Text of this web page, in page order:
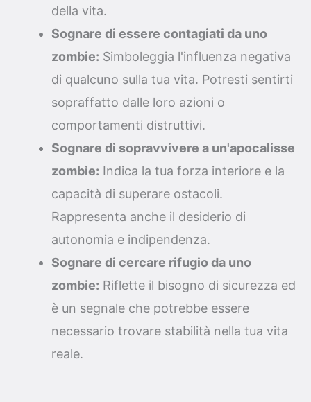
della vita.
Sognare di essere contagiati da uno
zombie: Simboleggia l'influenza negativa
di qualcuno sulla tua vita. Potresti sentirti
sopraffatto dalle loro azioni o
comportamenti distruttivi.
Sognare di sopravvivere a un'apocalisse
zombie: Indica la tua forza interiore e la
capacità di superare ostacoli.
Rappresenta anche il desiderio di
autonomia e indipendenza.
Sognare di cercare rifugio da uno
zombie: Riflette il bisogno di sicurezza ed
è un segnale che potrebbe essere
necessario trovare stabilità nella tua vita
reale.